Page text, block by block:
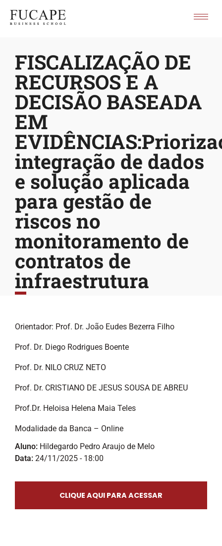
FISCALIZAÇÃO DE
RECURSOS E A
DECISÃO BASEADA
EM
integração de dados
e solução aplicada
para gestão de
riscos no
monitoramento de
contratos de
infraestrutura
Orientador: Prof. Dr. João Eudes Bezerra Filho
Prof. Dr. Diego Rodrigues Boente
Prof. Dr. NILO CRUZ NETO
Prof. Dr. CRISTIANO DE JESUS SOUSA DE ABREU
Prof.Dr. Heloisa Helena Maia Teles
Modalidade da Banca – Online
Aluno: Hildegardo Pedro Araujo de Melo
Data: 24/11/2025 - 18:00
CLIQUE AQUI PARA ACESSAR